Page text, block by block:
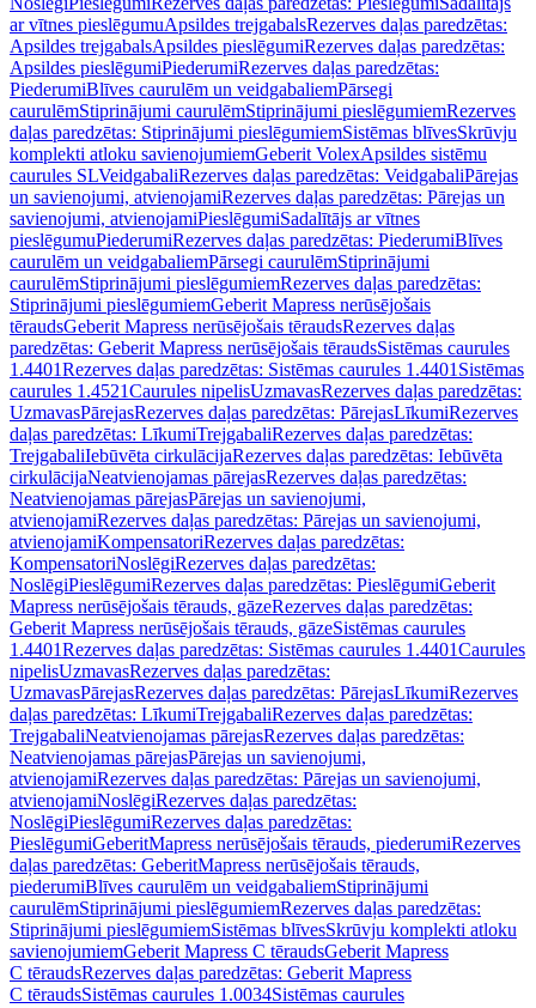
ar vītnes pieslēgumuApsildes trejgabalsRezerves daļas paredzētas:
Apsildes trejgabalsApsildes pieslēgumiRezerves daļas paredzētas:
Apsildes pieslēgumiPiederumiRezerves daļas paredzētas:
PiederumiBlīves caurulēm un veidgabaliemPārsegi
caurulēmStiprinājumi caurulēmStiprinājumi pieslēgumiemRezerves
daļas paredzētas: Stiprinājumi pieslēgumiemSistēmas blīvesSkrūvju
komplekti atloku savienojumiemGeberit VolexApsildes sistēmu
caurules SLVeidgabaliRezerves daļas paredzētas: VeidgabaliPārejas
un savienojumi, atvienojamiRezerves daļas paredzētas: Pārejas un
savienojumi, atvienojamiPieslēgumiSadalītājs ar vītnes
pieslēgumuPiederumiRezerves daļas paredzētas: PiederumiBlīves
caurulēm un veidgabaliemPārsegi caurulēmStiprinājumi
caurulēmStiprinājumi pieslēgumiemRezerves daļas paredzētas:
Stiprinājumi pieslēgumiemGeberit Mapress nerūsējošais
tēraudsGeberit Mapress nerūsējošais tēraudsRezerves daļas
paredzētas: Geberit Mapress nerūsējošais tēraudsSistēmas caurules
1.4401Rezerves daļas paredzētas: Sistēmas caurules 1.4401 Sistēmas
caurules 1.4521Caurules nipelisUzmavasRezerves daļas paredzētas:
UzmavasPārejasRezerves daļas paredzētas: PārejasLīkumiRezerves
daļas paredzētas: LīkumiTrejgabaliRezerves daļas paredzētas:
TrejgabaliIebūvēta cirkulācijaRezerves daļas paredzētas: Iebūvēta
cirkulācijaNeatvienojamas pārejasRezerves daļas paredzētas:
Neatvienojamas pārejasPārejas un savienojumi,
atvienojamiRezerves daļas paredzētas: Pārejas un savienojumi,
atvienojamiKompensatoriRezerves daļas paredzētas:
KompensatoriNoslēgiRezerves daļas paredzētas:
NoslēgiPieslēgumiRezerves daļas paredzētas: PieslēgumiGeberit
Mapress nerūsējošais tērauds, gāzeRezerves daļas paredzētas:
Geberit Mapress nerūsējošais tērauds, gāzeSistēmas caurules
1.4401Rezerves daļas paredzētas: Sistēmas caurules 1.4401Caurules
nipelisUzmavasRezerves daļas paredzētas:
UzmavasPārejasRezerves daļas paredzētas: PārejasLīkumiRezerves
daļas paredzētas: LīkumiTrejgabaliRezerves daļas paredzētas:
TrejgabaliNeatvienojamas pārejasRezerves daļas paredzētas:
Neatvienojamas pārejasPārejas un savienojumi,
atvienojamiRezerves daļas paredzētas: Pārejas un savienojumi,
atvienojamiNoslēgiRezerves daļas paredzētas:
NoslēgiPieslēgumiRezerves daļas paredzētas:
PieslēgumiGeberitMapress nerūsējošais tērauds, piederumiRezerves
daļas paredzētas: GeberitMapress nerūsējošais tērauds,
piederumiBlīves caurulēm un veidgabaliemStiprinājumi
caurulēmStiprinājumi pieslēgumiemRezerves daļas paredzētas:
Stiprinājumi pieslēgumiemSistēmas blīvesSkrūvju komplekti atloku
savienojumiemGeberit Mapress C tēraudsGeberit Mapress
C tēraudsRezerves daļas paredzētas: Geberit Mapress
C tēraudsSistēmas caurules 1.0034Sistēmas caurules